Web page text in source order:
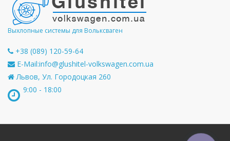
Выхлопные системы для Вольксваген
+38 (089) 120-59-64
E-Mail:info@glushitel-volkswagen.com.ua
Львов, Ул. Городоцкая 260
9:00 - 18:00